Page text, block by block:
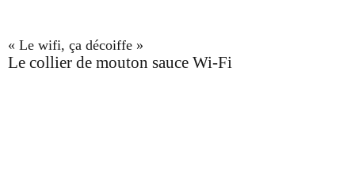
« Le wifi, ça décoiffe »
Le collier de mouton sauce Wi-Fi